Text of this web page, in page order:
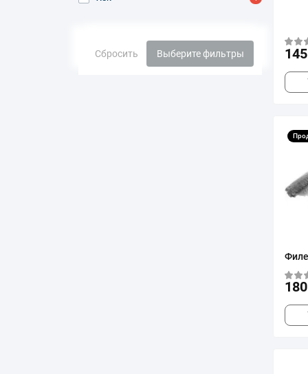
Сбросить Выберите фильтры